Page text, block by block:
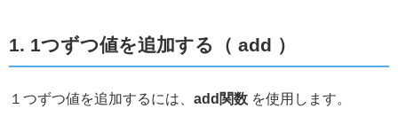
1. 1つずつ値を追加する（ add ）
１つずつ値を追加するには、 add関数 を使用します。